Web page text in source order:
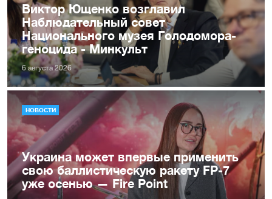
Виктор Ющенко возглавил
Наблюдательный совет
Национального музея Голодомора-
геноцида - Минкульт
6 августа 2026
НОВОСТИ
Украина может впервые применить
свою баллистическую ракету FP-7
уже осенью — Fire Point